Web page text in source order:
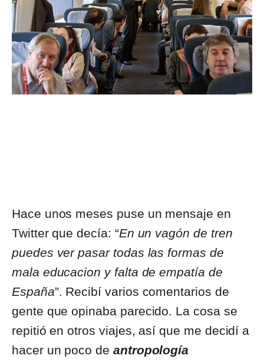
Hace unos meses puse un mensaje en
Twitter que decía: “En un vagón de tren
puedes ver pasar todas las formas de
mala educacion y falta de empatía de
España”. Recibí varios comentarios de
gente que opinaba parecido. La cosa se
repitió en otros viajes, así que me decidí a
hacer un poco de antropología